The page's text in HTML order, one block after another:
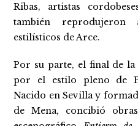
Ribas, artistas
también
estilísticos de Arce.
Por su parte, el final de
por el estilo pleno de
Nacido en Sevilla y
de Mena, concibió